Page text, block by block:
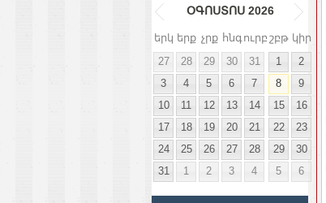
ՕԳՈՍՏՈՍ 2026
երկ երք չրք հնգուրբ շբթ կիր
27
28 29 30 31 1
2
3
4 5 6 7 8
9
10
11 12 13 14 15
16
17
18 19 20 21 22
23
24
25 26 27 28 29
30
31
1 2 3 4 5 6